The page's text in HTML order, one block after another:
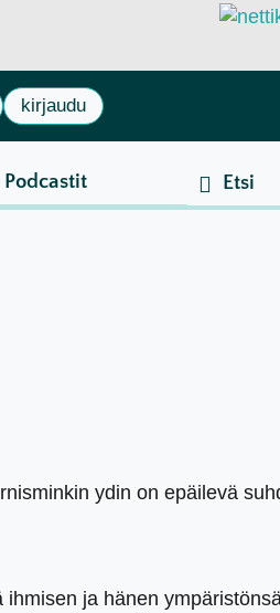
kirjaudu
Podcastit
ydin on epäilevä
ja hänen